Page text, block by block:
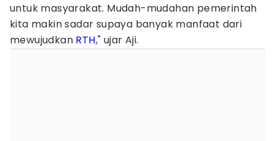
untuk masyarakat. Mudah-mudahan pemerintah
kita makin sadar supaya banyak manfaat dari
mewujudkan RTH," ujar Aji.